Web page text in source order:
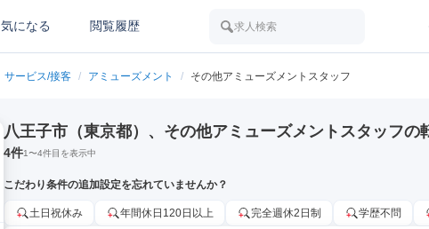
気になる 閲覧履歴 求人検索
サービス/接客 / アミューズメント / その他アミューズメントスタッフ
八王子市（東京都）、その他アミューズメントスタッフの
4件1〜4件目を表示中
こだわり条件の追加設定を忘れていませんか？
土日祝休み 年間休日120日以上 完全週休2日制 学歴不問